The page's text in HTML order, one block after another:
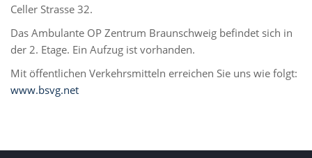
Celler Strasse 32.
Das Ambulante OP Zentrum Braunschweig befindet sich in
der 2. Etage. Ein Aufzug ist vorhanden.
Mit öffentlichen Verkehrsmitteln erreichen Sie uns wie folgt:
www.bsvg.net